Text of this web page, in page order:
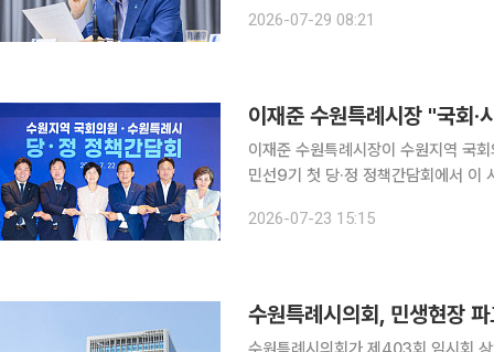
다. 이 시장은 "2026-2027 수원 방
2026-07-29 08:21
이재준 수원특례시장이 수원지역 국
민선9기 첫 당·정 정책간담회에서 이
2026-07-23 15:15